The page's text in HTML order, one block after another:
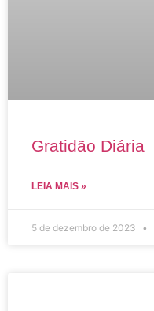
Gratidão Diária
LEIA MAIS »
5 de dezembro de 2023